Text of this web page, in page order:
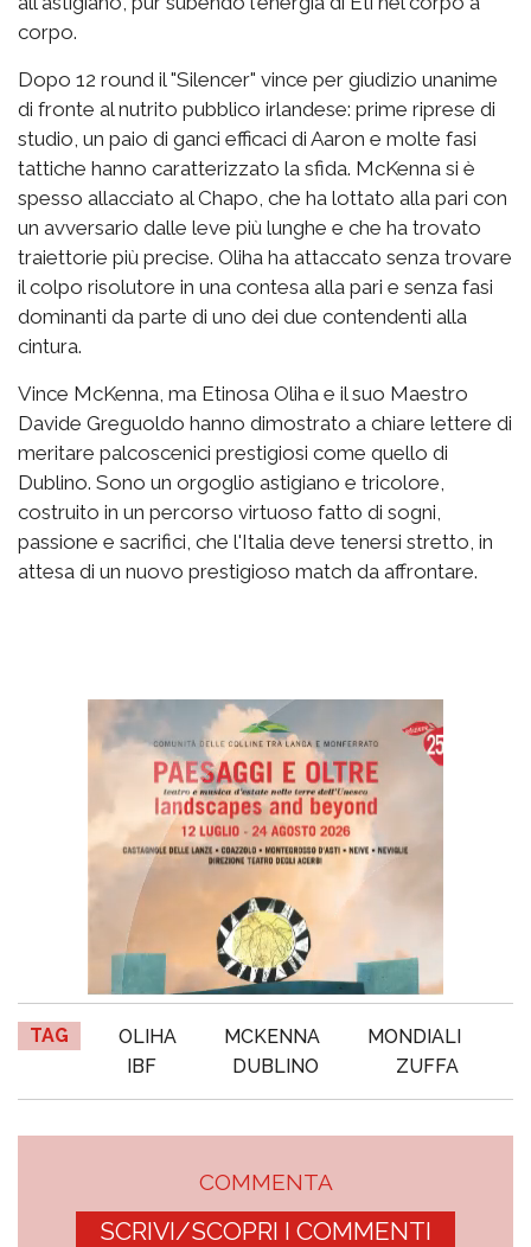
corpo.
Dopo 12 round il "Silencer" vince per giudizio unanime
di fronte al nutrito pubblico irlandese: prime riprese di
studio, un paio di ganci efficaci di Aaron e molte fasi
tattiche hanno caratterizzato la sfida. McKenna si è
spesso allacciato al Chapo, che ha lottato alla pari con
un avversario dalle leve più lunghe e che ha trovato
traiettorie più precise. Oliha ha attaccato senza trovare
il colpo risolutore in una contesa alla pari e senza fasi
dominanti da parte di uno dei due contendenti alla
cintura.
Vince McKenna, ma Etinosa Oliha e il suo Maestro
Davide Greguoldo hanno dimostrato a chiare lettere di
meritare palcoscenici prestigiosi come quello di
Dublino. Sono un orgoglio astigiano e tricolore,
costruito in un percorso virtuoso fatto di sogni,
passione e sacrifici, che l'Italia deve tenersi stretto, in
attesa di un nuovo prestigioso match da affrontare.
TAG OLIHA MCKENNA
MONDIALI
IBF
DUBLINO ZUFFA
COMMENTA
SCRIVI/SCOPRI I COMMENTI